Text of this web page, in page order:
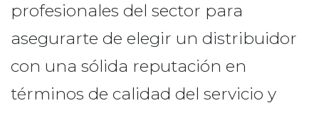
profesionales del sector para
asegurarte de elegir un distribuidor
con una sólida reputación en
términos de calidad del servicio y